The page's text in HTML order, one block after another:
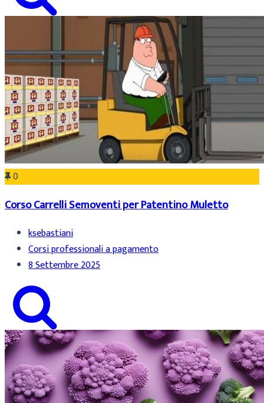
0
Corso Carrelli Semoventi per Patentino Muletto
ksebastiani
Corsi professionali a pagamento
8 Settembre 2025